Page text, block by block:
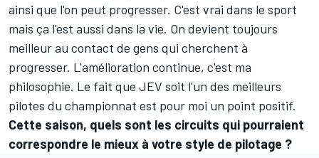
ainsi que l'on peut progresser. C'est vrai dans le sport
mais ça l'est aussi dans la vie. On devient toujours
meilleur au contact de gens qui cherchent à
progresser. L'amélioration continue, c'est ma
philosophie. Le fait que JEV soit l'un des meilleurs
pilotes du championnat est pour moi un point positif.
Cette saison, quels sont les circuits qui pourraient
correspondre le mieux à votre style de pilotage ?